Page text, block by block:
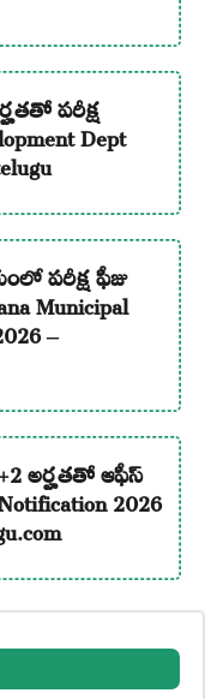
పరీక్ష
Dept
పరీక్ష ఫీజు
Municipal
–
అర్హతతో ఆఫీస్
2026